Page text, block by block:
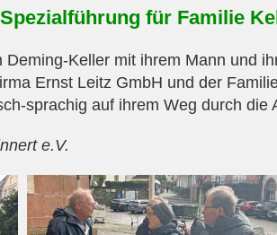
für Familie
Keller mit ihrem Mann und
Ernst Leitz GmbH und der
sprachig auf ihrem Weg durch die
e.V.